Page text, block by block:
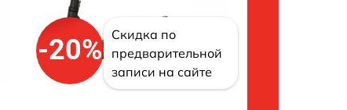
-20%
Скидка по
предварительной
записи на сайте